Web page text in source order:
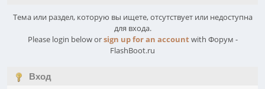
Тема или раздел, которую вы ищете, отсутствует или недоступна
для входа.
Please login below orsign up for an accountwith Форум -
FlashBoot.ru
Вход